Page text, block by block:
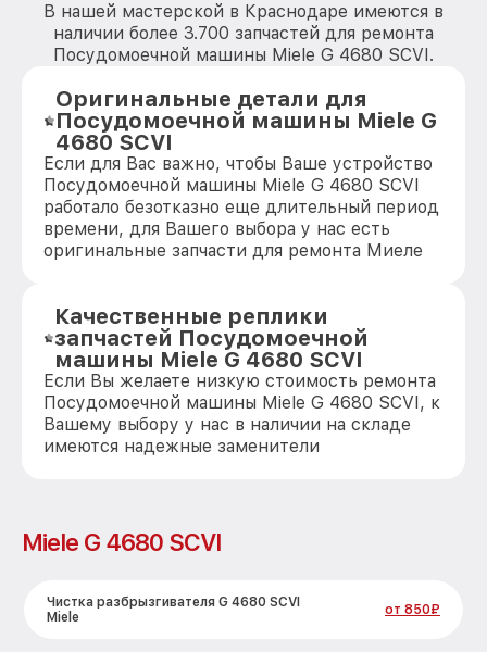
В нашей мастерской в Краснодаре имеются в
наличии более 3.700 запчастей для ремонта
Посудомоечной машины Miele G 4680 SCVI.
Оригинальные детали для
Посудомоечной машины Miele G
4680 SCVI
Если для Вас важно, чтобы Ваше устройство
Посудомоечной машины Miele G 4680 SCVI
работало безотказно еще длительный период
времени, для Вашего выбора у нас есть
оригинальные запчасти для ремонта Миеле
Качественные реплики
запчастей Посудомоечной
машины Miele G 4680 SCVI
Если Вы желаете низкую стоимость ремонта
Посудомоечной машины Miele G 4680 SCVI, к
Вашему выбору у нас в наличии на складе
имеются надежные заменители
Miele G 4680 SCVI
Чистка разбрызгивателя G 4680 SCVI
Miele
от 850₽